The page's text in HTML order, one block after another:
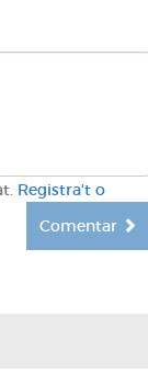
Registra't o
Comentar